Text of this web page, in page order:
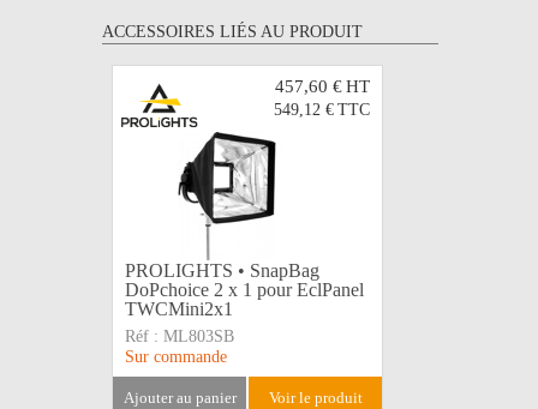
ACCESSOIRES LIÉS AU PRODUIT
457,60 €HT
549,12 € TTC
PROLIGHTS • SnapBag
DoPchoice 2 x 1 pour EclPanel
TWCMini2x1
Réf : ML803SB
Sur commande
ajouter au panier voir le produit